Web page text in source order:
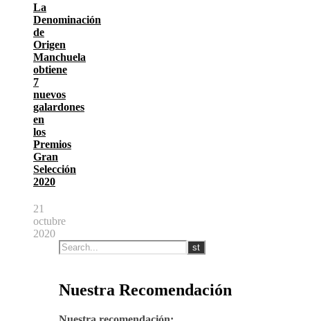
La
Denominación
de
Origen
Manchuela
obtiene
7
nuevos
galardones
en
los
Premios
Gran
Selección
2020
21
octubre
2020
Nuestra Recomendación